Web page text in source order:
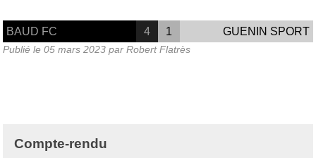
BAUD FC 4 1 GUENIN SPORT
Publié le 05 mars 2023 par Robert Flatrès
Compte-rendu